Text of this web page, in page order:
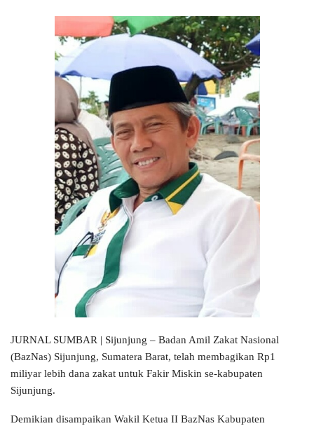
JURNAL SUMBAR | Sijunjung – Badan Amil Zakat Nasional
(BazNas) Sijunjung, Sumatera Barat, telah membagikan Rp1
miliyar lebih dana zakat untuk Fakir Miskin se-kabupaten
Sijunjung.
Demikian disampaikan Wakil Ketua II BazNas Kabupaten